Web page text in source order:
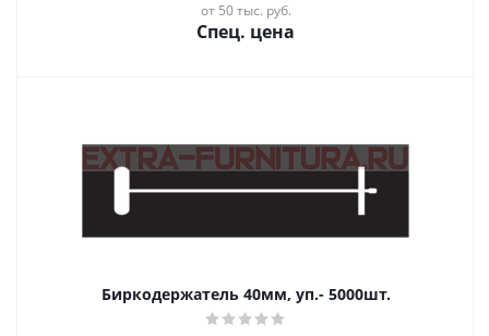
от 50 тыс. руб.
Спец. цена
Биркодержатель 40мм, уп.- 5000шт.